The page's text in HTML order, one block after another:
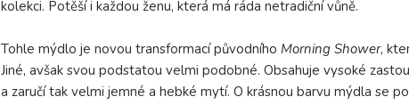
kolekci. Potěší i každou ženu, která má ráda netradiční vůně.
Tohle mýdlo je novou transformací původního Morning Shower,
Jiné, avšak svou podstatou velmi podobné. Obsahuje vysoké
a zaručí tak velmi jemné a hebké mytí. O krásnou barvu mýdla se